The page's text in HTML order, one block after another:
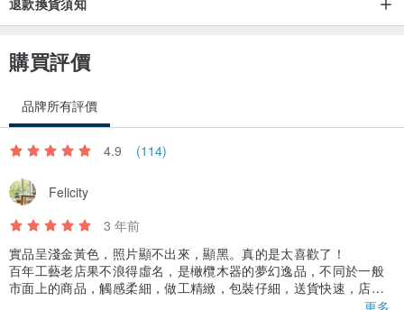
退款換貨須知
購買評價
品牌所有評價
4.9 (114)
Felicity
3 年前
實品呈淺金黃色，照片顯不出來，顯黑。真的是太喜歡了！
百年工藝老店果不浪得虛名，是橄欖木器的夢幻逸品，不同於一般
市面上的商品，觸感柔細，做工精緻，包裝仔細，送貨快速，店家
及設計師服務優質暖心，趁折扣像失心瘋般爽購，，，，還好可以